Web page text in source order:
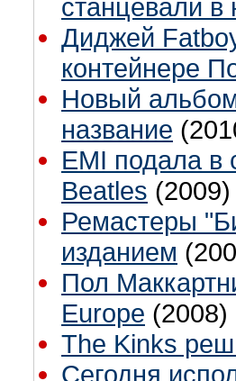
станцевали
Диджей
контейнере
Новый
название
EMI подала в
Beatles (2009)
Ремастеры
изданием
Пол
Europe (2008)
The Kinks
Сегодня